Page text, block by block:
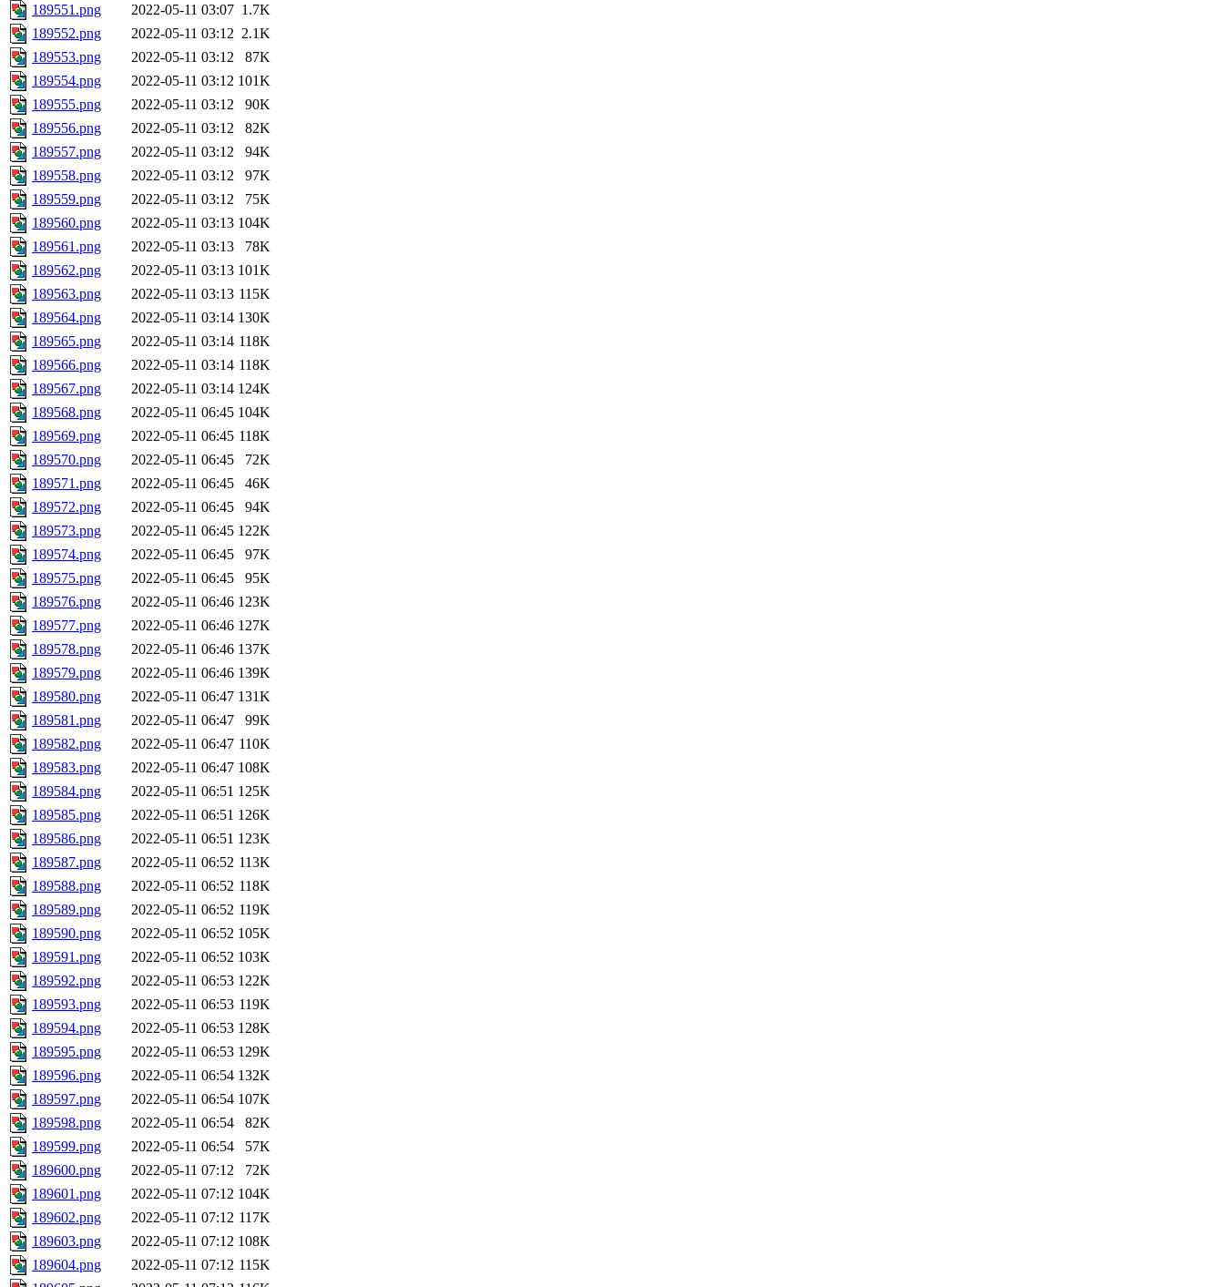
189551.png
2022-05-11 03:07 1.7K
189552.png
2022-05-11 03:12 2.1K
189553.png
2022-05-11 03:12
87K
189554.png
2022-05-11 03:12 101K
189555.png
2022-05-11 03:12
90K
189556.png
2022-05-11 03:12
82K
189557.png
2022-05-11 03:12
94K
189558.png
2022-05-11 03:12
97K
189559.png
2022-05-11 03:12
75K
189560.png
2022-05-11 03:13 104K
189561.png
2022-05-11 03:13
78K
189562.png
2022-05-11 03:13 101K
189563.png
2022-05-11 03:13 115K
189564.png
2022-05-11 03:14 130K
189565.png
2022-05-11 03:14 118K
189566.png
2022-05-11 03:14 118K
189567.png
2022-05-11 03:14 124K
189568.png
2022-05-11 06:45 104K
189569.png
2022-05-11 06:45 118K
189570.png
2022-05-11 06:45
72K
189571.png
2022-05-11 06:45
46K
189572.png
2022-05-11 06:45
94K
189573.png
2022-05-11 06:45 122K
189574.png
2022-05-11 06:45
97K
189575.png
2022-05-11 06:45
95K
189576.png
2022-05-11 06:46 123K
189577.png
2022-05-11 06:46 127K
189578.png
2022-05-11 06:46 137K
189579.png
2022-05-11 06:46 139K
189580.png
2022-05-11 06:47 131K
189581.png
2022-05-11 06:47
99K
189582.png
2022-05-11 06:47 110K
189583.png
2022-05-11 06:47 108K
189584.png
2022-05-11 06:51 125K
189585.png
2022-05-11 06:51 126K
189586.png
2022-05-11 06:51 123K
189587.png
2022-05-11 06:52 113K
189588.png
2022-05-11 06:52 118K
189589.png
2022-05-11 06:52 119K
189590.png
2022-05-11 06:52 105K
189591.png
2022-05-11 06:52 103K
189592.png
2022-05-11 06:53 122K
189593.png
2022-05-11 06:53 119K
189594.png
2022-05-11 06:53 128K
189595.png
2022-05-11 06:53 129K
189596.png
2022-05-11 06:54 132K
189597.png
2022-05-11 06:54 107K
189598.png
2022-05-11 06:54
82K
189599.png
2022-05-11 06:54
57K
189600.png
2022-05-11 07:12
72K
189601.png
2022-05-11 07:12 104K
189602.png
2022-05-11 07:12 117K
189603.png
2022-05-11 07:12 108K
189604.png
2022-05-11 07:12 115K